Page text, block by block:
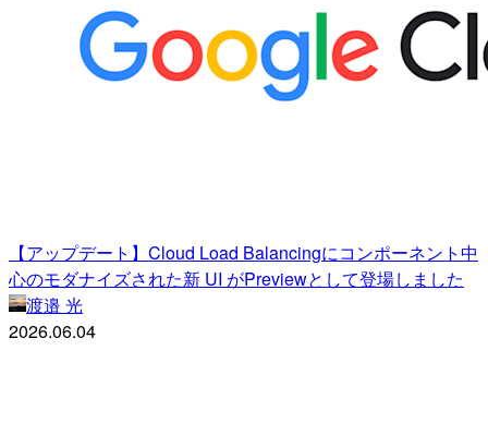
【アップデート】Cloud Load Balancingにコンポーネント中
心のモダナイズされた新 UI がPreviewとして登場しました
渡邉 光
2026.06.04